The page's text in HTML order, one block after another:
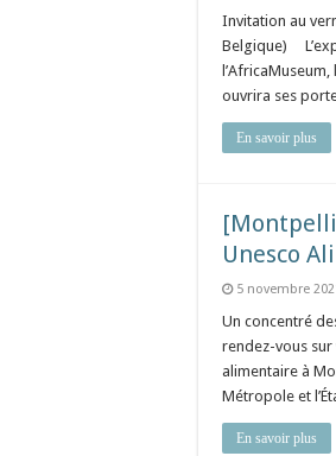
Invitation au
Belgique)
ouvrira ses
En savoir plus
Unesco
5 novembre
Un concentré
rendez-vous sur
alimentaire à
Métropole et
En savoir plus